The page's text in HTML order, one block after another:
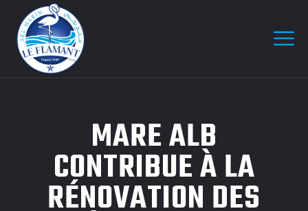
MARE ALB
CONTRIBUE À LA
RÉNOVATION DES